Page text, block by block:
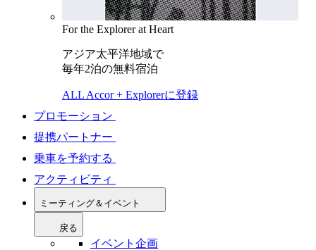
For the Explorer at Heart
アジア太平洋地域で
毎年2泊の無料宿泊
ALL Accor + Explorerに登録
プロモーション
提携パートナー
乗車を予約する
アクティビティ
ミーティング＆イベント
戻る
イベント企画